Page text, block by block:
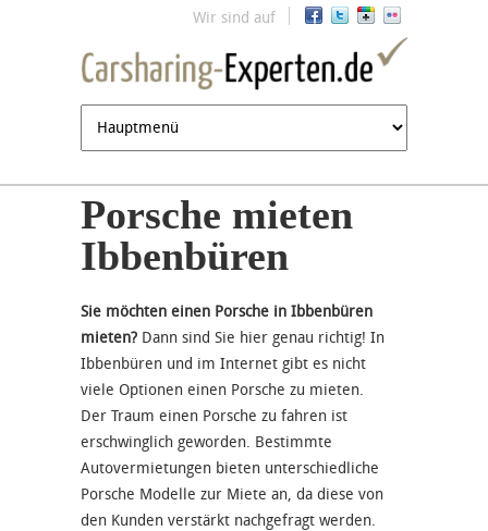
Jump to navigation
Wir sind auf
Porsche mieten
Ibbenbüren
Sie möchten einen Porsche in Ibbenbüren
mieten? Dann sind Sie hier genau richtig! In
Ibbenbüren und im Internet gibt es nicht
viele Optionen einen Porsche zu mieten.
Der Traum einen Porsche zu fahren ist
erschwinglich geworden. Bestimmte
Autovermietungen bieten unterschiedliche
Porsche Modelle zur Miete an, da diese von
den Kunden verstärkt nachgefragt werden.